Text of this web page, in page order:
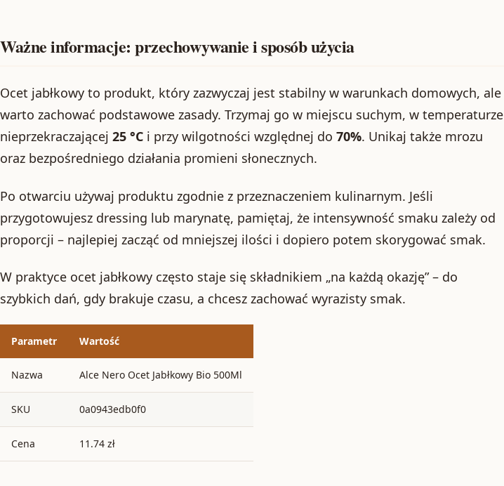
Ważne informacje: przechowywanie i sposób użycia
Ocet jabłkowy to produkt, który zazwyczaj jest stabilny w warunkach domowych, ale
warto zachować podstawowe zasady. Trzymaj go w miejscu suchym, w temperaturze
nieprzekraczającej 25 °C i przy wilgotności względnej do 70%. Unikaj także mrozu
oraz bezpośredniego działania promieni słonecznych.
Po otwarciu używaj produktu zgodnie z przeznaczeniem kulinarnym. Jeśli
przygotowujesz dressing lub marynatę, pamiętaj, że intensywność smaku zależy od
proporcji – najlepiej zacząć od mniejszej ilości i dopiero potem skorygować smak.
W praktyce ocet jabłkowy często staje się składnikiem „na każdą okazję” – do
szybkich dań, gdy brakuje czasu, a chcesz zachować wyrazisty smak.
Parametr Wartość
Nazwa Alce Nero Ocet Jabłkowy Bio 500Ml
SKU 0a0943edb0f0
Cena 11.74 zł